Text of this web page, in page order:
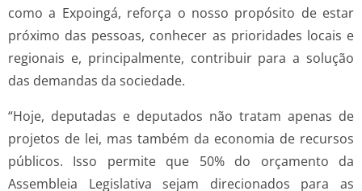
como a Expoingá, reforça o nosso propósito de estar
próximo das pessoas, conhecer as prioridades locais e
regionais e, principalmente, contribuir para a solução
das demandas da sociedade.
“Hoje, deputadas e deputados não tratam apenas de
projetos de lei, mas também da economia de recursos
públicos. Isso permite que 50% do orçamento da
Assembleia Legislativa sejam direcionados para as